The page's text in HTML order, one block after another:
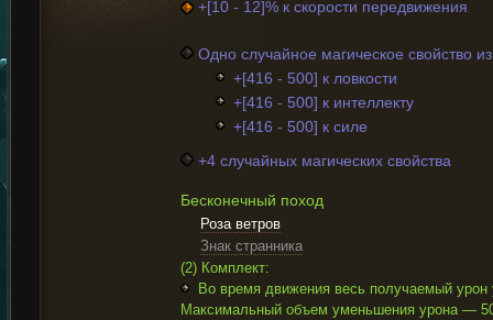
+[10 - 12]% к скорости передвижения
Одно случайное магическое свойство
+[416 - 500] к ловкости
+[416 - 500] к интеллекту
+[416 - 500] к силе
+4 случайных магических свойства
Бесконечный поход
Роза ветров
Знак странника
(2) Комплект:
Во время движения весь получаемый урон
Максимальный объем уменьшения урона —